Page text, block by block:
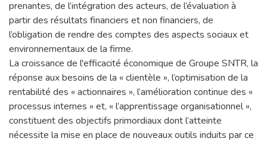
prenantes, de l’intégration des acteurs, de l’évaluation à
partir des résultats financiers et non financiers, de
l’obligation de rendre des comptes des aspects sociaux et
environnementaux de la firme.
La croissance de l'efficacité économique de Groupe SNTR, la
réponse aux besoins de la « clientèle », l’optimisation de la
rentabilité des « actionnaires », l’amélioration continue des «
processus internes » et, « l’apprentissage organisationnel »,
constituent des objectifs primordiaux dont l’atteinte
nécessite la mise en place de nouveaux outils induits par ce